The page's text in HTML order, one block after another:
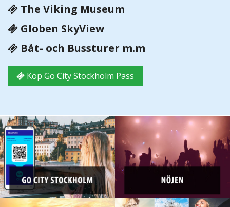
The Viking Museum
Globen SkyView
Båt- och Bussturer m.m
Köp Go City Stockholm Pass